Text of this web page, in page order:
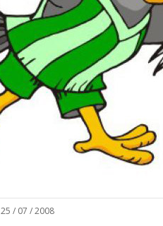
25 / 07 / 2008